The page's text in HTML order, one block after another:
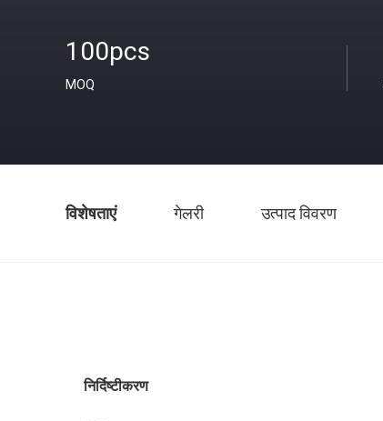
100pcs
MOQ
विशेषताएं गेलरी उत्पाद विवरण
निर्दिष्टीकरण